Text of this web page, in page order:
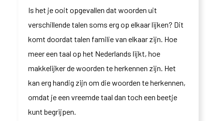
Is het je ooit opgevallen dat woorden uit
verschillende talen soms erg op elkaar lijken? Dit
komt doordat talen familie van elkaar zijn. Hoe
meer een taal op het Nederlands lijkt, hoe
makkelijker de woorden te herkennen zijn. Het
kan erg handig zijn om die woorden te herkennen,
omdat je een vreemde taal dan toch een beetje
kunt begrijpen.